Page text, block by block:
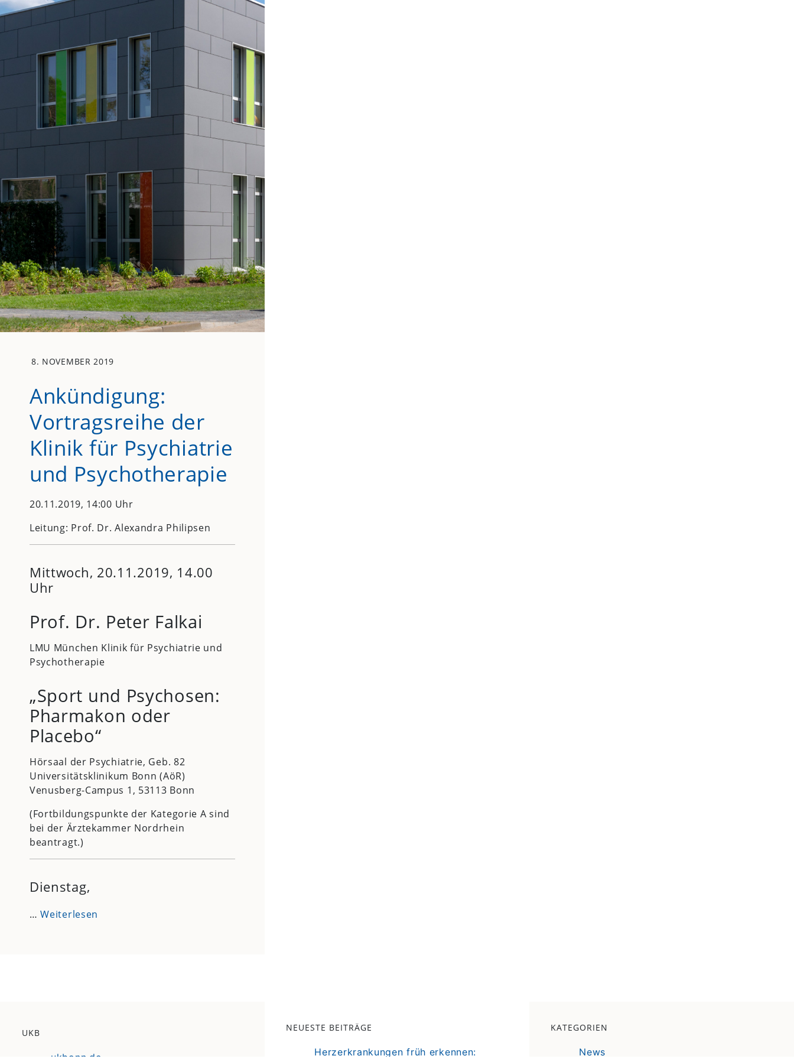
8. NOVEMBER 2019
Ankündigung:
Vortragsreihe der
Klinik für Psychiatrie
und Psychotherapie
20.11.2019, 14:00 Uhr
Leitung: Prof. Dr. Alexandra Philipsen
Mittwoch, 20.11.2019, 14.00
Uhr
Prof. Dr. Peter Falkai
LMU München Klinik für Psychiatrie und
Psychotherapie
„Sport und Psychosen:
Pharmakon oder
Placebo“
Hörsaal der Psychiatrie, Geb. 82
Universitätsklinikum Bonn (AöR)
Venusberg-Campus 1, 53113 Bonn
(Fortbildungspunkte der Kategorie A sind
bei der Ärztekammer Nordrhein
beantragt.)
Dienstag,
…Weiterlesen
UKB NEUESTE BEITRÄGE
Herzerkrankungen früh erkennen:
KATEGORIEN
News